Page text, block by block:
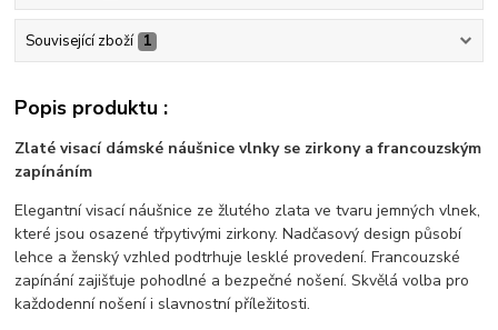
Související zboží 1
Popis produktu :
Zlatévisací dámské náušnicevlnky se zirkony afrancouzským
zapínáním
Elegantnívisacínáušnice zežlutého zlatavetvarujemnýchvlnek,
kteréjsouosazenétřpytivými zirkony.Nadčasovýdesignpůsobí
lehce aženskývzhledpodtrhujeleskléprovedení.Francouzské
zapínání zajišťujepohodlné abezpečnénošení.Skvělávolbapro
každodennínošeníi slavnostnípříležitosti.